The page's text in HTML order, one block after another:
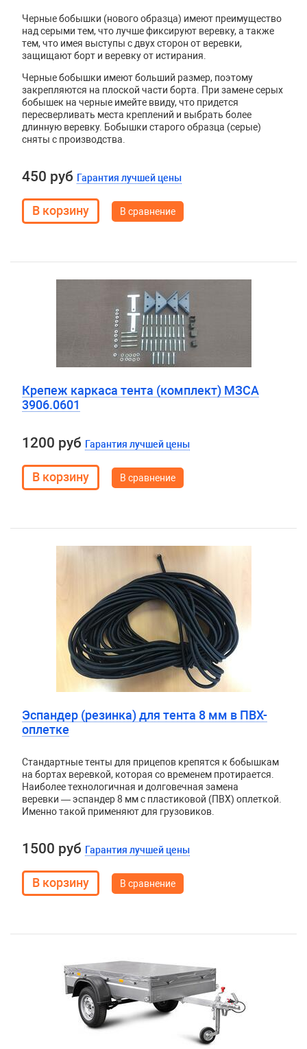
Черные бобышки (нового образца) имеют преимущество
над серыми тем, что лучше фиксируют веревку, а также
тем, что имея выступы с двух сторон от веревки,
защищают борт и веревку от истирания.
Черные бобышки имеют больший размер, поэтому
закрепляются на плоской части борта. При замене серых
бобышек на черные имейте ввиду, что придется
пересверливать места креплений и выбрать более
длинную веревку. Бобышки старого образца (серые)
сняты с производства.
450 руб Гарантия лучшей цены
В сравнение
Крепеж каркаса тента (комплект) МЗСА
3906.0601
1200 руб Гарантия лучшей цены
В сравнение
Эспандер (резинка) для тента 8 мм в ПВХ-
оплетке
Стандартные тенты для прицепов крепятся к бобышкам
на бортах веревкой, которая со временем протирается.
Наиболее технологичная и долговечная замена
веревки — эспандер 8 мм с пластиковой (ПВХ) оплеткой.
Именно такой применяют для грузовиков.
1500 руб Гарантия лучшей цены
В сравнение